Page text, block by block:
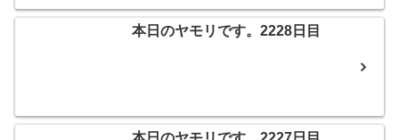
本日のヤモリです。2228日目